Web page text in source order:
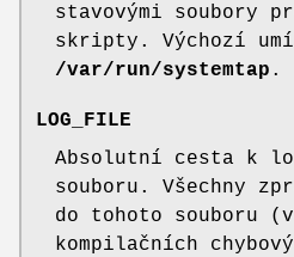
stavovými soubory
skripty. Výchozí
/var/run/systemtap .
LOG_FILE
Absolutní cesta k
souboru. Všechny
do tohoto souboru
kompilačních